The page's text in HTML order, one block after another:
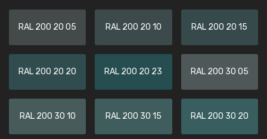
RAL 200 20 05 RAL 200 20 10 RAL 200 20 15
RAL 200 20 20 RAL 200 20 23 RAL 200 30 05
RAL 200 30 10 RAL 200 30 15 RAL 200 30 20